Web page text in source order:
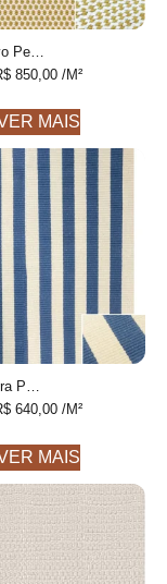
850,00 /M²
MAIS
Tapete Listra Personalizável feito à mão, 100% algodão reciclado
640,00 /M²
MAIS